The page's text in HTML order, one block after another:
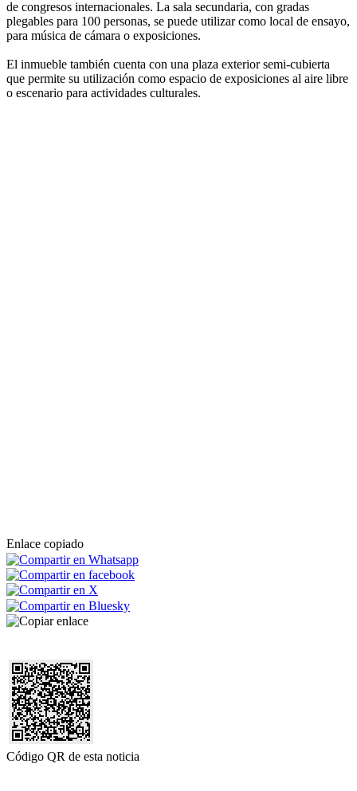
de congresos internacionales. La sala secundaria, con gradas
plegables para 100 personas, se puede utilizar como local de ensayo,
para música de cámara o exposiciones.
El inmueble también cuenta con una plaza exterior semi-cubierta
que permite su utilización como espacio de exposiciones al aire libre
o escenario para actividades culturales.
Enlace copiado
Código QR de esta noticia